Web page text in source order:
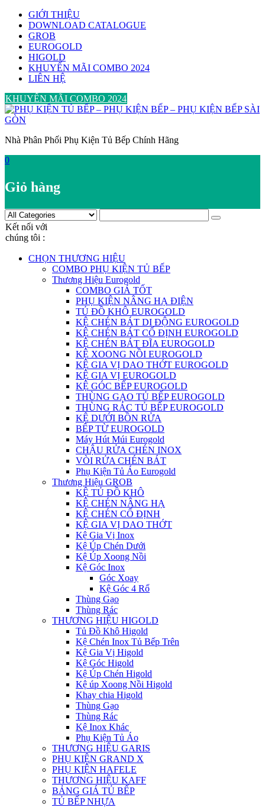
Skip
content
GIỚI THIỆU
DOWNLOAD CATALOGUE
GROB
EUROGOLD
HIGOLD
KHUYẾN MÃI COMBO 2024
LIÊN HỆ
KHUYẾN MÃI COMBO 2024
Nhà Phân Phối Phụ Kiện Tủ Bếp Chính Hãng
0
Giỏ hàng
Kết nối với
chúng tôi :
CHỌN THƯƠNG HIỆU
COMBO PHỤ KIỆN TỦ BẾP
Thương Hiệu Eurogold
COMBO GIÁ TỐT
PHỤ KIỆN NÂNG HẠ ĐIỆN
TỦ ĐỒ KHÔ EUROGOLD
KỆ CHÉN BÁT DI ĐỘNG EUROGOLD
KỆ CHÉN BÁT CỐ ĐỊNH EUROGOLD
KỆ CHÉN BÁT ĐĨA EUROGOLD
KỆ XOONG NỒI EUROGOLD
KỆ GIA VỊ DAO THỚT EUROGOLD
KỆ GIA VỊ EUROGOLD
KỆ GÓC BẾP EUROGOLD
THÙNG GẠO TỦ BẾP EUROGOLD
THÙNG RÁC TỦ BẾP EUROGOLD
KỆ DƯỚI BỒN RỬA
BẾP TỪ EUROGOLD
Máy Hút Múi Eurogold
CHẬU RỬA CHÉN INOX
VÒI RỬA CHÉN BÁT
Phụ Kiện Tủ Áo Eurogold
Thương Hiệu GROB
KỆ TỦ ĐỒ KHÔ
KỆ CHÉN NÂNG HẠ
KỆ CHÉN CỐ ĐỊNH
KỆ GIA VỊ DAO THỚT
Kệ Gia Vị Inox
Kệ Úp Chén Dưới
Kệ Úp Xoong Nồi
Kệ Góc Inox
Góc Xoay
Kệ Góc 4 Rổ
Thùng Gạo
Thùng Rác
THƯƠNG HIỆU HIGOLD
Tủ Đồ Khô Higold
Kệ Chén Inox Tủ Bếp Trên
Kệ Gia Vị Higold
Kệ Góc Higold
Kệ Úp Chén Higold
Kệ úp Xoong Nồi Higold
Khay chia Higold
Thùng Gạo
Thùng Rác
Kệ Inox Khác
Phụ Kiện Tủ Áo
THƯƠNG HIỆU GARIS
PHỤ KIỆN GRAND X
PHỤ KIỆN HAFELE
THƯƠNG HIỆU KAFF
BẢNG GIÁ TỦ BẾP
TỦ BẾP NHỰA